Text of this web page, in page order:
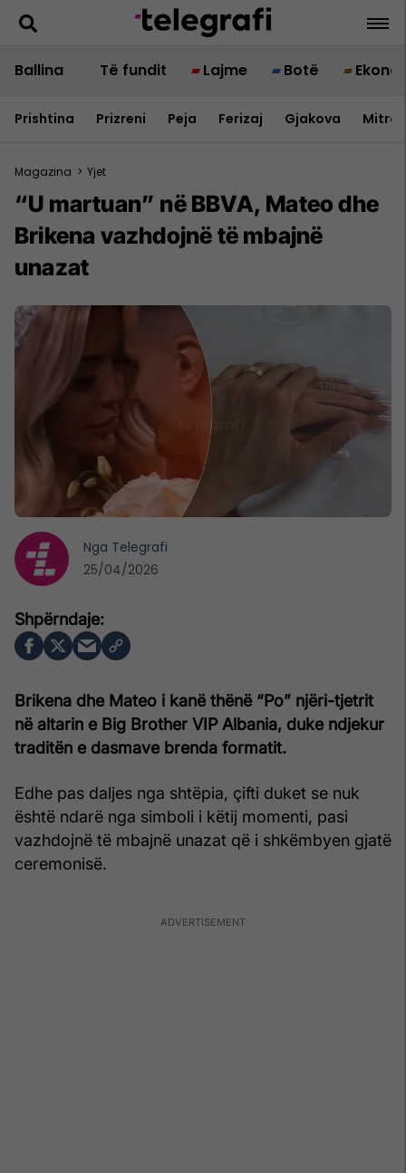
Ballina Të fundit Lajme Botë
Prishtina Prizreni Peja Ferizaj Gjakova
Magazina > Yjet
“U martuan” në BBVA, Mateo dhe
Brikena vazhdojnë të mbajnë
unazat
Brikena dhe Mateo i kanë thënë “Po” njëri-tjetrit
në altarin e Big Brother VIP Albania, duke ndjekur
traditën e dasmave brenda formatit.
Edhe pas daljes nga shtëpia, çifti duket se nuk
është ndarë nga simboli i këtij momenti, pasi
vazhdojnë të mbajnë unazat që i shkëmbyen gjatë
ceremonisë.
Nga Telegrafi
25/04/2026